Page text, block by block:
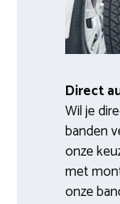
Direct
Wil je
banden
onze
met
onze